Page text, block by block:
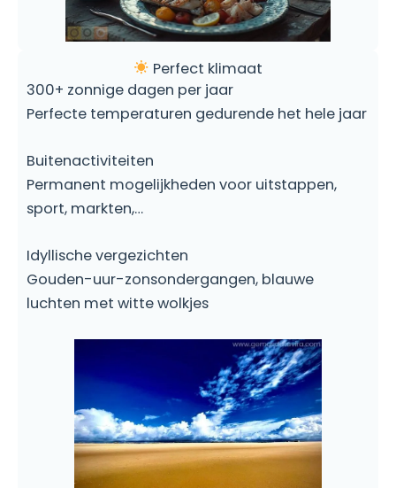
Perfect klimaat
300+ zonnige dagen per jaar
Perfecte temperaturen gedurende het hele jaar
Buitenactiviteiten
Permanent mogelijkheden voor uitstappen,
sport, markten,…
Idyllische vergezichten
Gouden-uur-zonsondergangen, blauwe
luchten met witte wolkjes